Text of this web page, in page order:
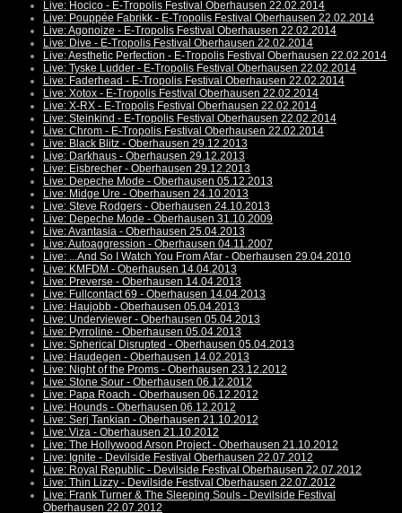
Live: Hocico - E-Tropolis Festival Oberhausen 22.02.2014
Live: Pouppée Fabrikk - E-Tropolis Festival Oberhausen 22.02.2014
Live: Agonoize - E-Tropolis Festival Oberhausen 22.02.2014
Live: Dive - E-Tropolis Festival Oberhausen 22.02.2014
Live: Aesthetic Perfection - E-Tropolis Festival Oberhausen 22.02.2014
Live: Tyske Ludder - E-Tropolis Festival Oberhausen 22.02.2014
Live: Faderhead - E-Tropolis Festival Oberhausen 22.02.2014
Live: Xotox - E-Tropolis Festival Oberhausen 22.02.2014
Live: X-RX - E-Tropolis Festival Oberhausen 22.02.2014
Live: Steinkind - E-Tropolis Festival Oberhausen 22.02.2014
Live: Chrom - E-Tropolis Festival Oberhausen 22.02.2014
Live: Black Blitz - Oberhausen 29.12.2013
Live: Darkhaus - Oberhausen 29.12.2013
Live: Eisbrecher - Oberhausen 29.12.2013
Live: Depeche Mode - Oberhausen 05.12.2013
Live: Midge Ure - Oberhausen 24.10.2013
Live: Steve Rodgers - Oberhausen 24.10.2013
Live: Depeche Mode - Oberhausen 31.10.2009
Live: Avantasia - Oberhausen 25.04.2013
Live: Autoaggression - Oberhausen 04.11.2007
Live: ...And So I Watch You From Afar - Oberhausen 29.04.2010
Live: KMFDM - Oberhausen 14.04.2013
Live: Preverse - Oberhausen 14.04.2013
Live: Fullcontact 69 - Oberhausen 14.04.2013
Live: Haujobb - Oberhausen 05.04.2013
Live: Underviewer - Oberhausen 05.04.2013
Live: Pyrroline - Oberhausen 05.04.2013
Live: Spherical Disrupted - Oberhausen 05.04.2013
Live: Haudegen - Oberhausen 14.02.2013
Live: Night of the Proms - Oberhausen 23.12.2012
Live: Stone Sour - Oberhausen 06.12.2012
Live: Papa Roach - Oberhausen 06.12.2012
Live: Hounds - Oberhausen 06.12.2012
Live: Serj Tankian - Oberhausen 21.10.2012
Live: Viza - Oberhausen 21.10.2012
Live: The Hollywood Arson Project - Oberhausen 21.10.2012
Live: Ignite - Devilside Festival Oberhausen 22.07.2012
Live: Royal Republic - Devilside Festival Oberhausen 22.07.2012
Live: Thin Lizzy - Devilside Festival Oberhausen 22.07.2012
Live: Frank Turner & The Sleeping Souls - Devilside Festival
Oberhausen 22.07.2012